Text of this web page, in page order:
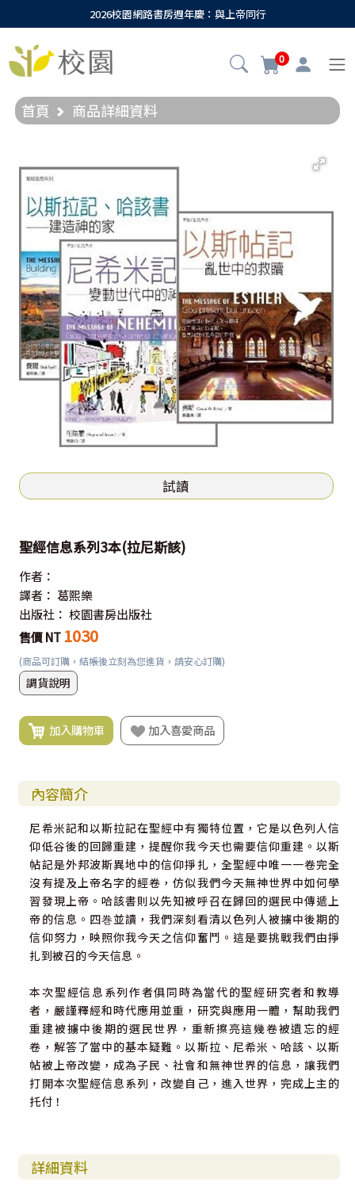
2026校園網路書房週年慶：與上帝同行
0
首頁 商品詳細資料
試讀
聖經信息系列3本(拉尼斯該)
作者：
譯者： 葛熙樂
出版社： 校園書房出版社
售價 NT 1030
(商品可訂購，結帳後立刻為您進貨，請安心訂購)
調貨說明
加入購物車 加入喜愛商品
內容簡介
尼希米記和以斯拉記在聖經中有獨特位置，它是以色列人信
仰低谷後的回歸重建，提醒你我今天也需要信仰重建。以斯
帖記是外邦波斯異地中的信仰掙扎，全聖經中唯一一卷完全
沒有提及上帝名字的經卷，仿似我們今天無神世界中如何學
習發現上帝。哈該書則以先知被呼召在歸回的選民中傳遞上
帝的信息。四巻並讀，我們深刻看清以色列人被擄中後期的
信仰努力，映照你我今天之信仰奮鬥。這是要挑戰我們由掙
扎到被召的今天信息。
本次聖經信息系列作者俱同時為當代的聖經研究者和教導
者，嚴謹釋經和時代應用並重，研究與應用一體，幫助我們
重建被擄中後期的選民世界，重新擦亮這幾卷被遺忘的經
卷，解答了當中的基本疑難。以斯拉、尼希米、哈該、以斯
帖被上帝改變，成為子民、社會和無神世界的信息，讓我們
打開本次聖經信息系列，改變自己，進入世界，完成上主的
托付！
詳細資料